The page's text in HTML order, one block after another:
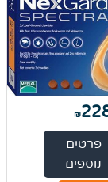
₪
פרטים
נוספים